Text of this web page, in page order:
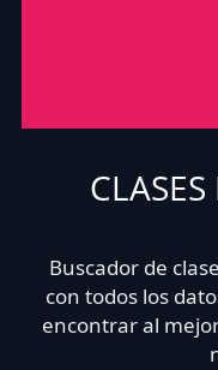
Buscador de
con todos los
encontrar al